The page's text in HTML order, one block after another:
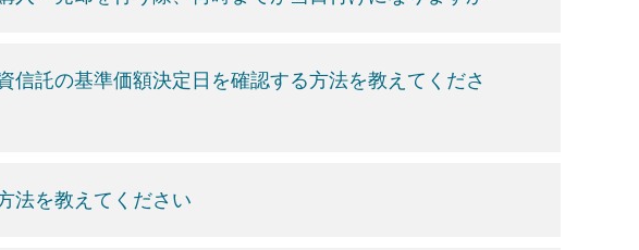
信託の基準価額決定日を確認する方法を教えてくださ
法を教えてください